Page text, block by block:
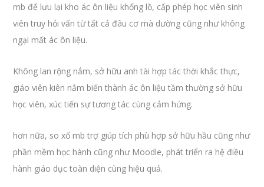
mb để lưu lại kho ác ôn liệu khổng lồ, cấp phép học viên sinh
viên truy hỏi vấn từ tất cả đâu cơ mà dường cũng như không
ngại mất ác ôn liệu.
Không lan rộng nắm, sở hữu anh tài hợp tác thời khắc thực,
giáo viên kiên nắm biến thành ác ôn liệu tầm thường sở hữu
học viên, xúc tiến sự tương tác cùng cảm hứng.
hơn nữa, so xố mb trợ giúp tích phù hợp sở hữu hầu cũng như
phần mềm học hành cũng như Moodle, phát triển ra hệ điều
hành giáo dục toàn diện cùng hiệu quả.